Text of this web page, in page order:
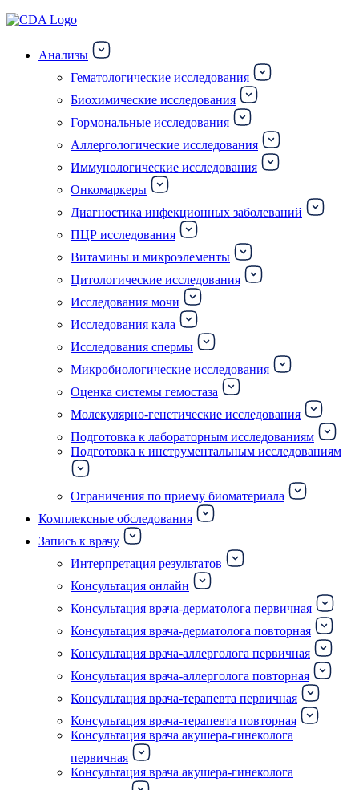
Анализы
Гематологические исследования
Биохимические исследования
Гормональные исследования
Аллергологические исследования
Иммунологические исследования
Онкомаркеры
Диагностика инфекционных заболеваний
ПЦР исследования
Витамины и микроэлементы
Цитологические исследования
Исследования мочи
Исследования кала
Исследования спермы
Микробиологические исследования
Оценка системы гемостаза
Молекулярно-генетические исследования
Подготовка к лабораторным исследованиям
Подготовка к инструментальным исследованиям
Ограничения по приему биоматериала
Комплексные обследования
Запись к врачу
Интерпретация результатов
Консультация онлайн
Консультация врача-дерматолога первичная
Консультация врача-дерматолога повторная
Консультация врача-аллерголога первичная
Консультация врача-аллерголога повторная
Консультация врача-терапевта первичная
Консультация врача-терапевта повторная
Консультация врача акушера-гинеколога
первичная
Консультация врача акушера-гинеколога